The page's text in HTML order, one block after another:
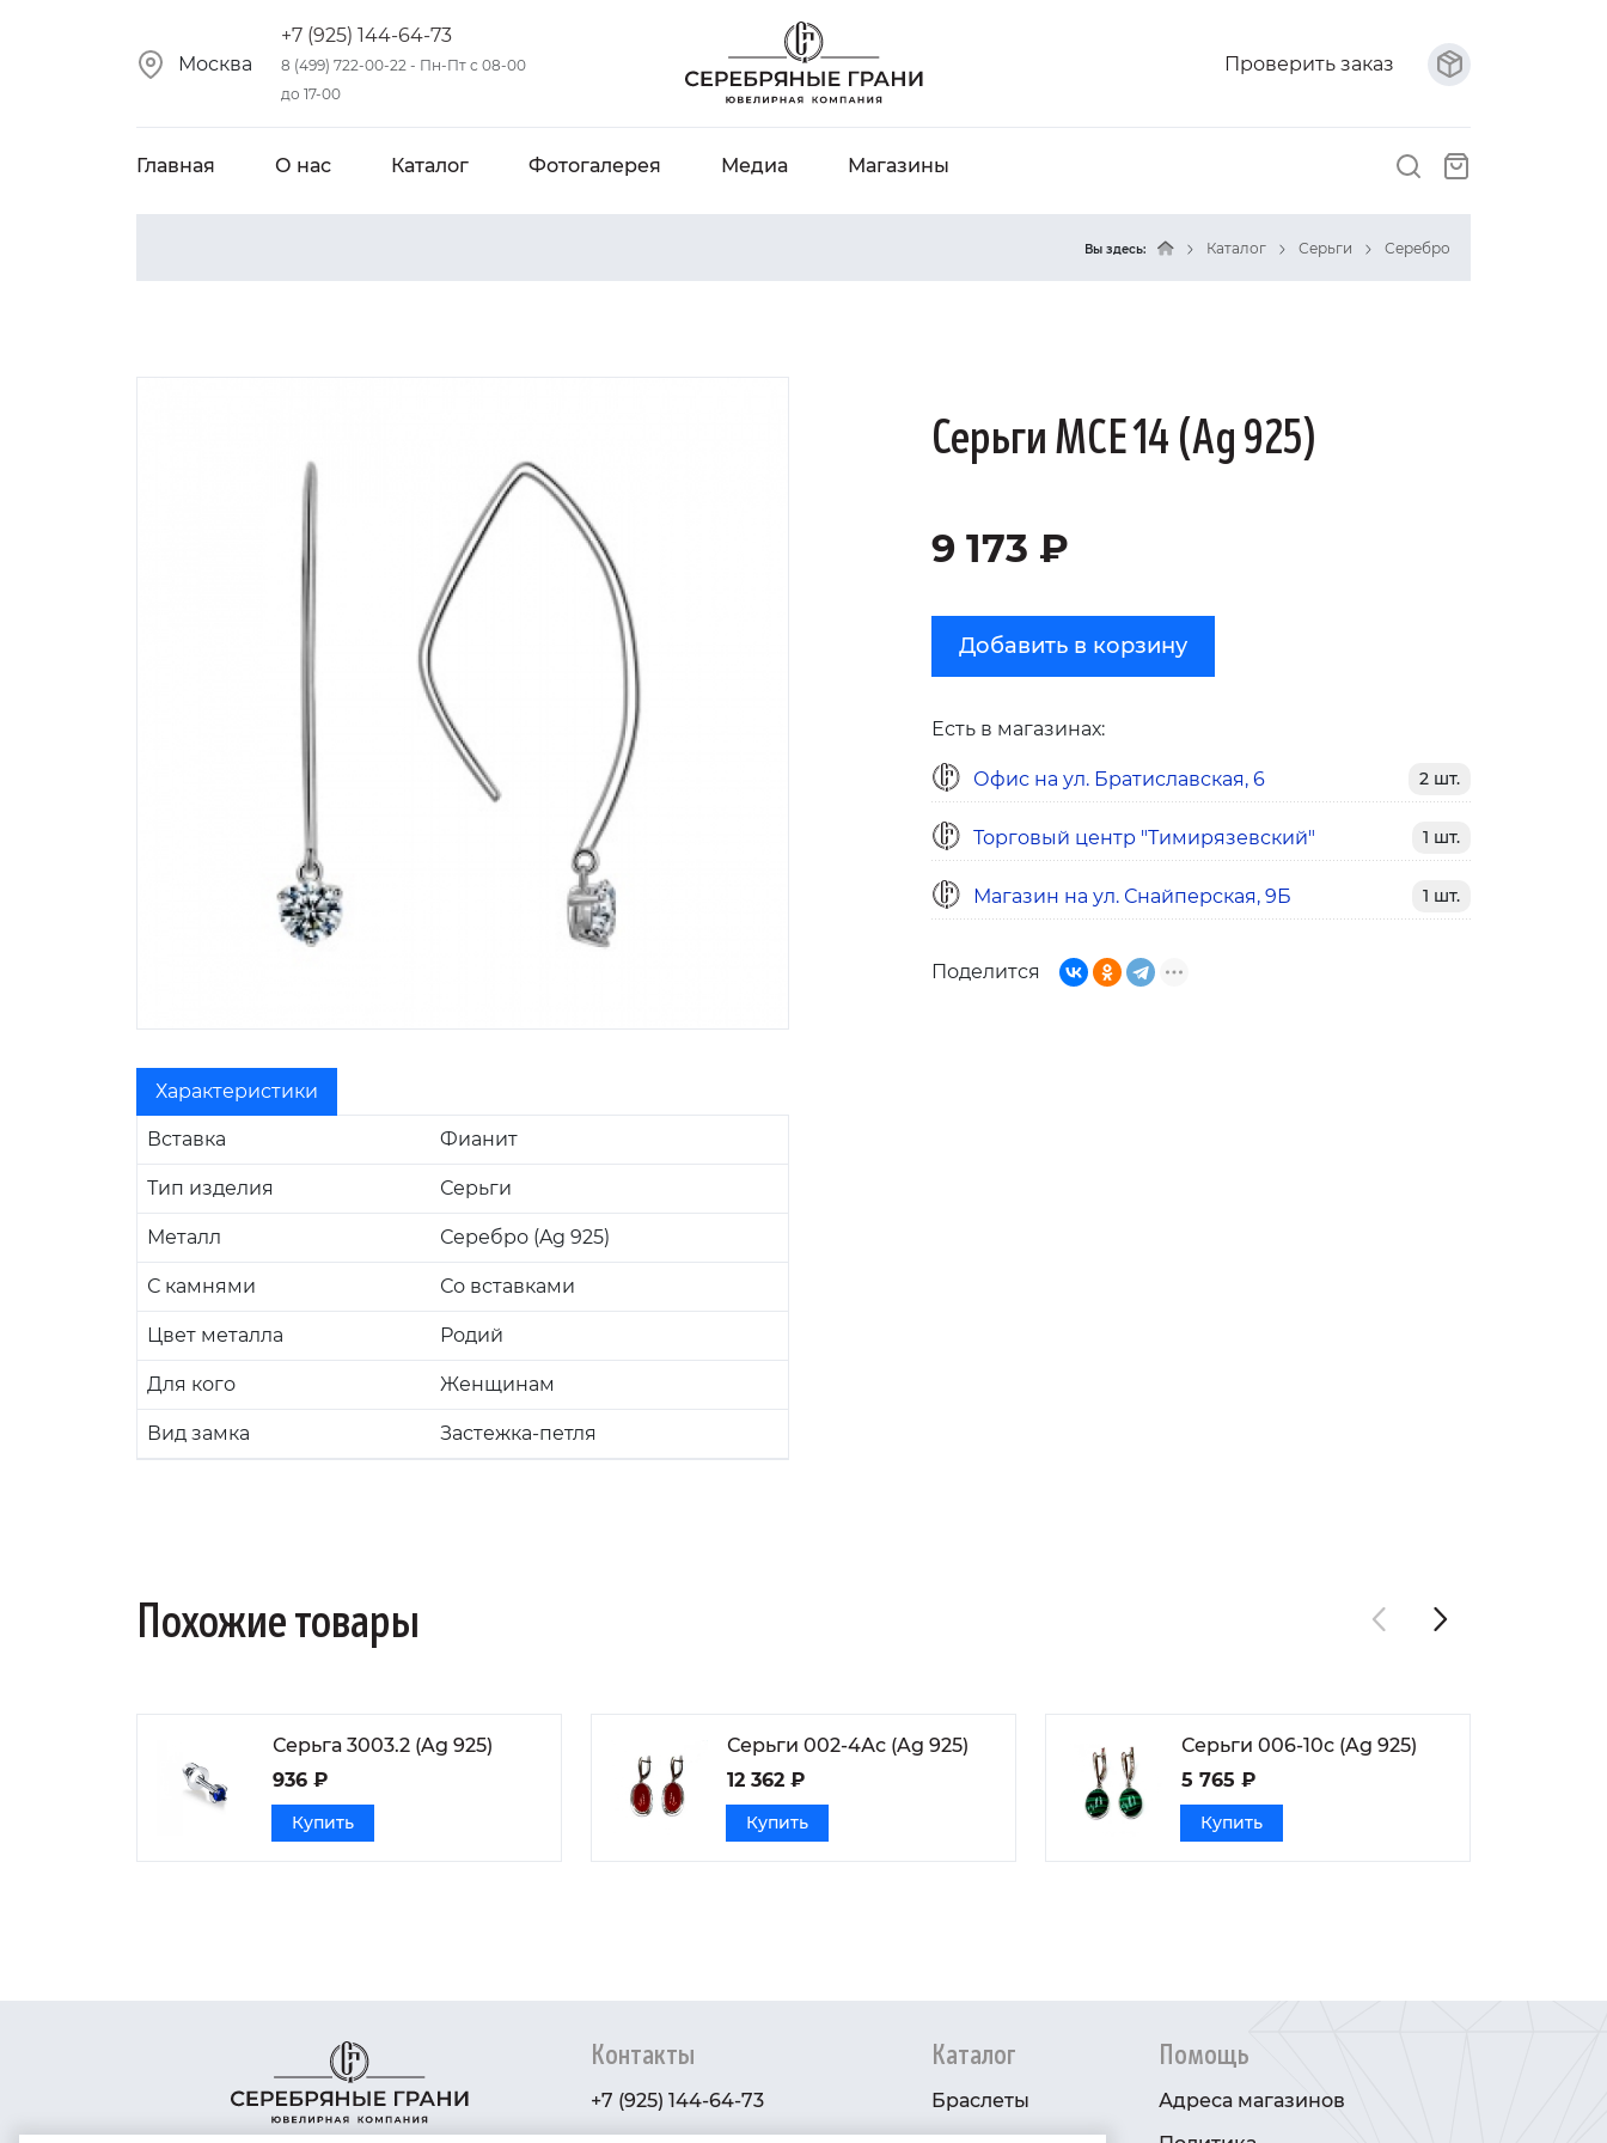
Москва
+7 (925) 144-64-73
8 (499) 722-00-22 - Пн-Пт с 08-00
до 17-00
Проверить заказ
Главная О нас Каталог Фотогалерея Медиа Магазины
Вы здесь: Каталог Серьги Серебро
Характеристики
Вставка Фианит
Тип изделия Серьги
Металл Серебро (Ag 925)
С камнями Со вставками
Цвет металла Родий
Для кого Женщинам
Вид замка Застежка-петля
Серьги MCE 14 (Ag 925)
9 173 ₽
Добавить в корзину
Есть в магазинах:
Офис на ул. Братиславская, 6 2 шт.
Торговый центр "Тимирязевский" 1 шт.
Магазин на ул. Снайперская, 9Б 1 шт.
Поделится
Похожие товары
Серьга 3003.2 (Ag 925)
936 ₽
Купить
Серьги 002-4Ас (Ag 925)
12 362 ₽
Купить
Серьги 006-10с (Ag 925)
5 765 ₽
Купить
Контакты
+7 (925) 144-64-73
Каталог
Браслеты
Помощь
Адреса магазинов